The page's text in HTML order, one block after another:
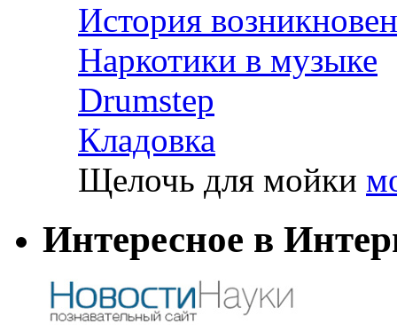
История
Наркотики в музыке
Drumstep
Кладовка
Щелочь для мойки
Интересное в